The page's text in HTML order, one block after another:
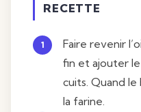
RECETTE
Faire revenir
fin et ajouter
cuits. Quand
la farine.